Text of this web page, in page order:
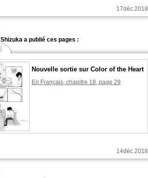
17déc.2018
Shizuka a publié ces pages :
Nouvelle sortie sur Color of the Heart
En Français, chapitre 18, page 29
14déc.2018